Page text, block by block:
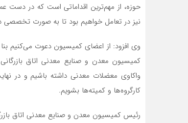
حوزه، از مهم‌ترین اقداماتی است که در دست
نیز در تعامل خواهیم بود تا به صورت تخصصی
وی افزود: از اعضای کمیسیون دعوت می‌کنیم
کمیسیون معدن و صنایع معدنی اتاق
واکاوی معضلات معدنی داشته باشیم و در
کارگروه‌ها و کمیته‌ها بشویم.
رئیس کمیسیون معدن و صنایع معدنی اتاق